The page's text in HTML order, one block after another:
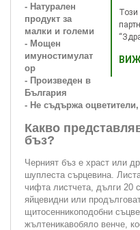
Този
- Натурален
продукт за
малки и големи
- Мощен
имуностимулат
ор
- Произведен в
България
- Не съдържа
Какво
бъз?
Черният бъз е храст или
шуплеста сърцевина.
чифта листчета, дълги 20
яйцевидни или
щитосенникоподобни
жълтеникавобяло венче,